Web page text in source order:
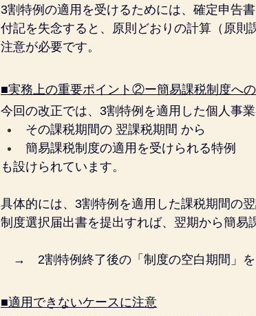
3割特例の適用を受けるためには、確定申告
付記を失念すると、原則どおりの計算（原
注意が必要です。
■実務上の重要ポイント②ー簡易課税制度へ
今回の改正では、3割特例を適用した個人事業
その課税期間の 翌課税期間 から
簡易課税制度の適用を受けられる特例
も設けられています。
具体的には、3割特例を適用した課税期間の
制度選択届出書を提出すれば、翌期から簡易
→　2割特例終了後の「制度の空白期間」を
■適用できないケースに注意